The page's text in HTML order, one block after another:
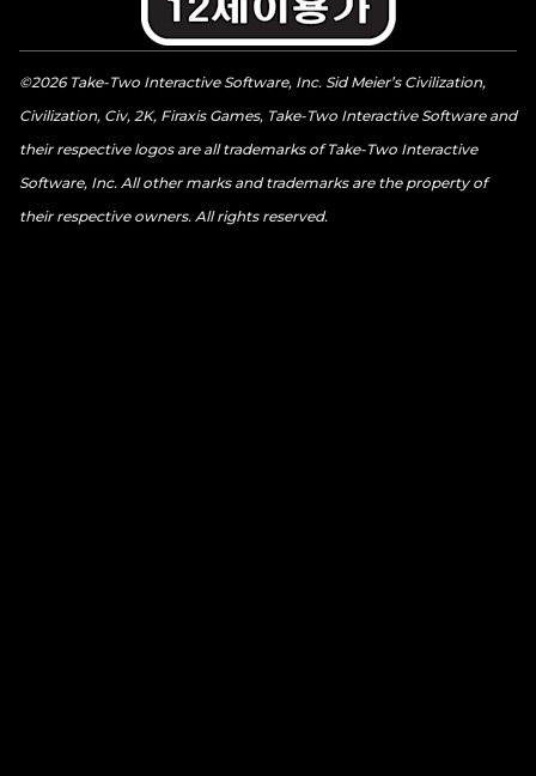
©2026 Take-Two Interactive Software, Inc. Sid Meier’s Civilization,
Civilization, Civ, 2K, Firaxis Games, Take-Two Interactive Software and
their respective logos are all trademarks of Take-Two Interactive
Software, Inc. All other marks and trademarks are the property of
their respective owners. All rights reserved.